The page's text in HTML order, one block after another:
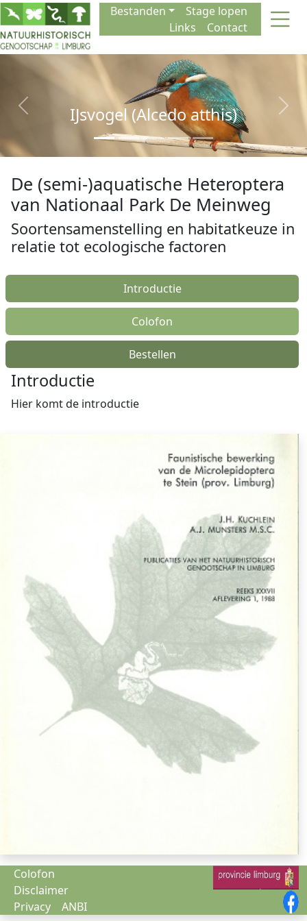
Naar de inhoud Bestanden
Stage lopen
Links
Contact
IJsvogel (Alcedo atthis)
Previous Next
De (semi-)aquatische Heteroptera
van Nationaal Park De Meinweg
Soortensamenstelling en habitatkeuze in
relatie tot ecologische factoren
Introductie
Colofon
Bestellen
Introductie
Hier komt de introductie
Colofon
Disclaimer
Privacy
ANBI